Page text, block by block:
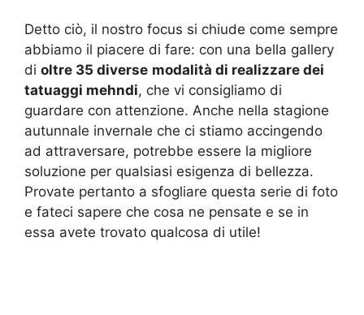
Detto ciò, il nostro focus si chiude come sempre
abbiamo il piacere di fare: con una bella gallery
di oltre 35 diverse modalità di realizzare dei
tatuaggi mehndi, che vi consigliamo di
guardare con attenzione. Anche nella stagione
autunnale invernale che ci stiamo accingendo
ad attraversare, potrebbe essere la migliore
soluzione per qualsiasi esigenza di bellezza.
Provate pertanto a sfogliare questa serie di foto
e fateci sapere che cosa ne pensate e se in
essa avete trovato qualcosa di utile!